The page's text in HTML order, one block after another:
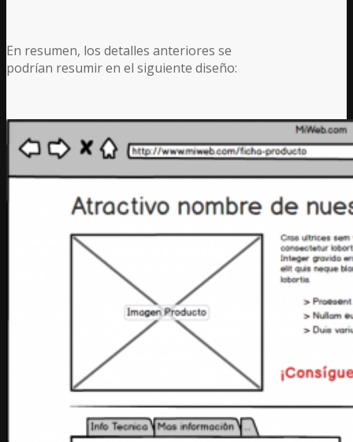
En resumen, los detalles anteriores se
podrían resumir en el siguiente diseño: